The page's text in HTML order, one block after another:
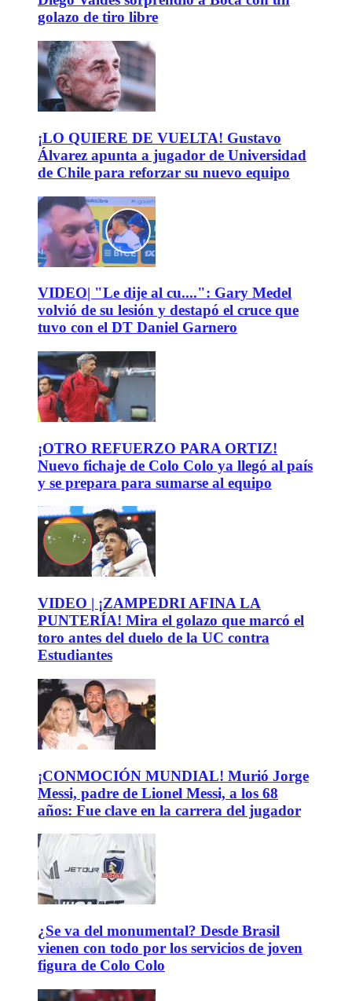
golazo de tiro libre
¡LO QUIERE DE VUELTA! Gustavo
Álvarez apunta a jugador de Universidad
de Chile para reforzar su nuevo equipo
VIDEO| "Le dije al cu....": Gary Medel
volvió de su lesión y destapó el cruce que
tuvo con el DT Daniel Garnero
¡OTRO REFUERZO PARA ORTIZ!
Nuevo fichaje de Colo Colo ya llegó al país
y se prepara para sumarse al equipo
VIDEO | ¡ZAMPEDRI AFINA LA
PUNTERÍA! Mira el golazo que marcó el
toro antes del duelo de la UC contra
Estudiantes
¡CONMOCIÓN MUNDIAL! Murió Jorge
Messi, padre de Lionel Messi, a los 68
años: Fue clave en la carrera del jugador
¿Se va del monumental? Desde Brasil
vienen con todo por los servicios de joven
figura de Colo Colo